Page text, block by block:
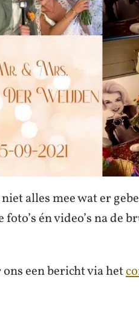
alles mee wat er
én video’s na de
een bericht via het